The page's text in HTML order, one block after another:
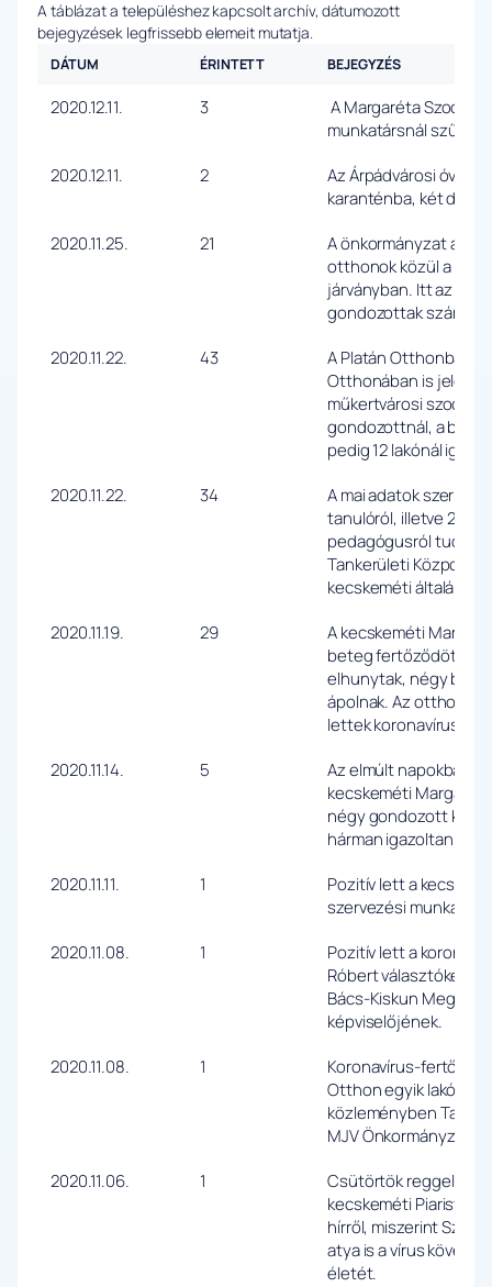
A táblázat a településhez kapcsolt archív, dátumozott
bejegyzések legfrissebb elemeit mutatja.
DÁTUM ÉRINTETT BEJEGYZÉS
2020.12.11. 3
A Margaréta
munkatársnál
2020.12.11.
2
Az Árpádvárosi
karanténba, két
2020.11.25.
21
A önkormányzat által
otthonok közül a
járványban. Itt az
gondozottak száma
2020.11.22.
43
A Platán Otthonban
Otthonában is jelen
műkertvárosi
gondozottnál, a
pedig 12 lakónál
2020.11.22.
34
A mai adatok szerint
tanulóról, illetve 22
pedagógusról tudnak
Tankerületi Központ
kecskeméti általános
2020.11.19.
29
A kecskeméti
beteg fertőződött
elhunytak, négy
ápolnak. Az otthon
lettek
2020.11.14.
5
Az elmúlt napokban
kecskeméti
négy gondozott
hárman igazoltan
2020.11.11.
1
Pozitív lett a
szervezési
2020.11.08.
1
Pozitív lett a
Róbert
Bács-Kiskun Megyei
képviselőjének.
2020.11.08.
1
Koronavírus-
Otthon egyik
közleményben
MJV Önkormányzata
2020.11.06.
1
Csütörtök reggel
kecskeméti Piarista
hírről, miszerint
atya is a vírus
életét.